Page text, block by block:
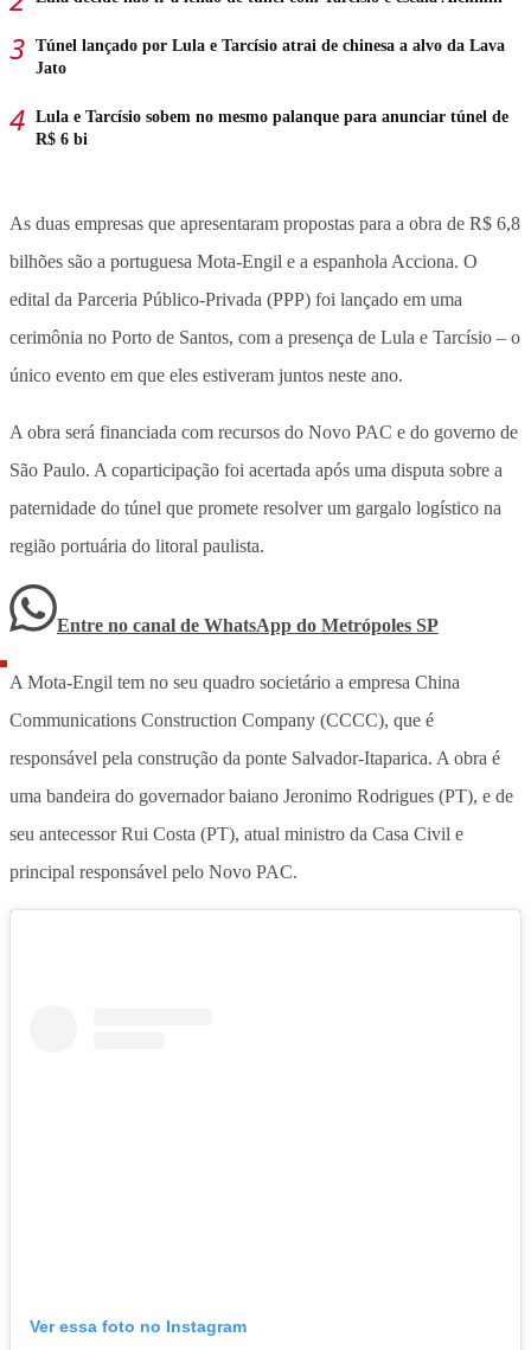
Túnel lançado por Lula e Tarcísio atrai de chinesa a alvo da Lava
Jato
Lula e Tarcísio sobem no mesmo palanque para anunciar túnel de
R$ 6 bi
As duas empresas que apresentaram propostas para a obra de R$ 6,8
bilhões são a portuguesa Mota-Engil e a espanhola Acciona. O
edital da Parceria Público-Privada (PPP) foi lançado em uma
cerimônia no Porto de Santos, com a presença de Lula e Tarcísio – o
único evento em que eles estiveram juntos neste ano.
A obra será financiada com recursos do Novo PAC e do governo de
São Paulo. A coparticipação foi acertada após uma disputa sobre a
paternidade do túnel que promete resolver um gargalo logístico na
região portuária do litoral paulista.
Entre no canal de WhatsApp do Metrópoles SP
A Mota-Engil tem no seu quadro societário a empresa China
Communications Construction Company (CCCC), que é
responsável pela construção da ponte Salvador-Itaparica. A obra é
uma bandeira do governador baiano Jeronimo Rodrigues (PT), e de
seu antecessor Rui Costa (PT), atual ministro da Casa Civil e
principal responsável pelo Novo PAC.
Ver essa foto no Instagram